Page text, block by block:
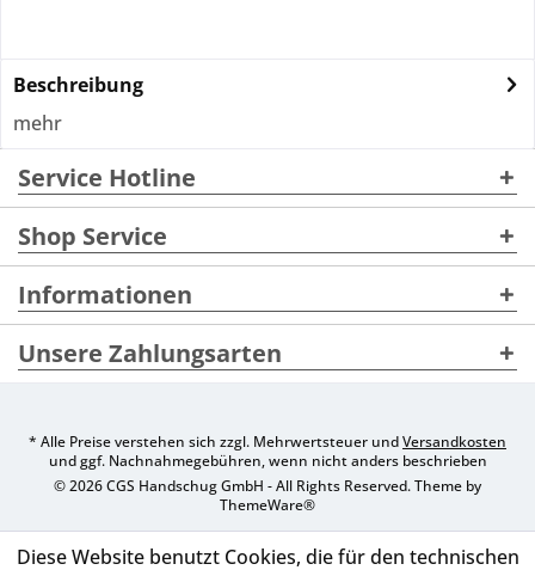
Beschreibung
mehr
Service Hotline
Shop Service
Informationen
Unsere Zahlungsarten
* Alle Preise verstehen sich zzgl. Mehrwertsteuer undVersandkosten
und ggf. Nachnahmegebühren, wenn nicht anders beschrieben
© 2026 CGS Handschug GmbH - All Rights Reserved. Theme by
ThemeWare®
Diese Website benutzt Cookies, die für den technischen